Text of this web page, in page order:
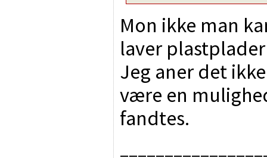
Mon ikke man
laver
Jeg aner det
være en
fandtes.